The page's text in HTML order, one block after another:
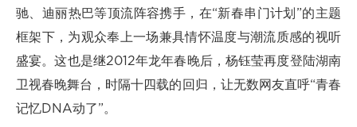
驰、迪丽热巴等顶流阵容携手，在“新春串门计划”的主题
框架下，为观众奉上一场兼具情怀温度与潮流质感的视听
盛宴。这也是继2012年龙年春晚后，杨钰莹再度登陆湖南
卫视春晚舞台，时隔十四载的回归，让无数网友直呼“青春
记忆DNA动了”。